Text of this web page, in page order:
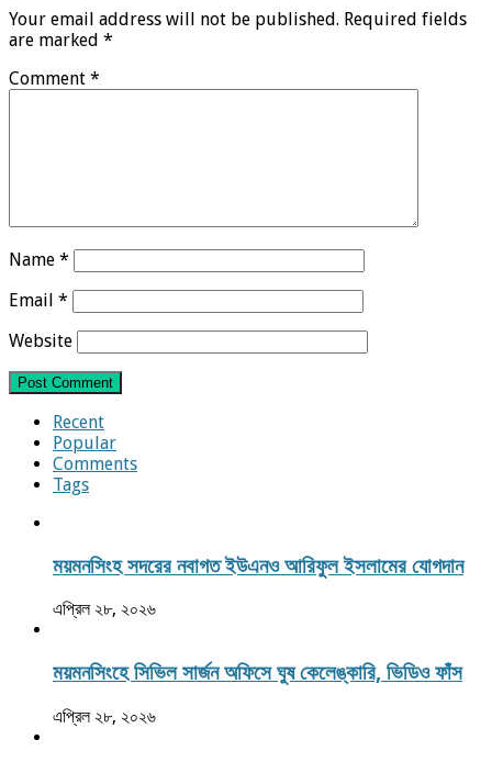
Your email address will not be published. Required fields
are marked *
Comment *
Name *
Email *
Website
Recent
Popular
Comments
Tags
ময়মনসিংহ সদরের নবাগত ইউএনও আরিফুল ইসলামের যোগদান
এপ্রিল ২৮, ২০২৬
ময়মনসিংহে সিভিল সার্জন অফিসে ঘুষ কেলেঙ্কারি, ভিডিও ফাঁস
এপ্রিল ২৮, ২০২৬